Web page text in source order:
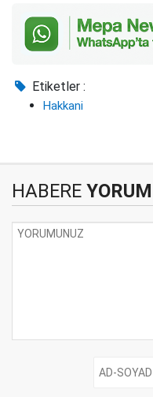
Etiketler :
Hakkani
HABERE